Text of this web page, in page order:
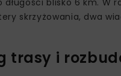
skrzyżowania, dwa
trasy i